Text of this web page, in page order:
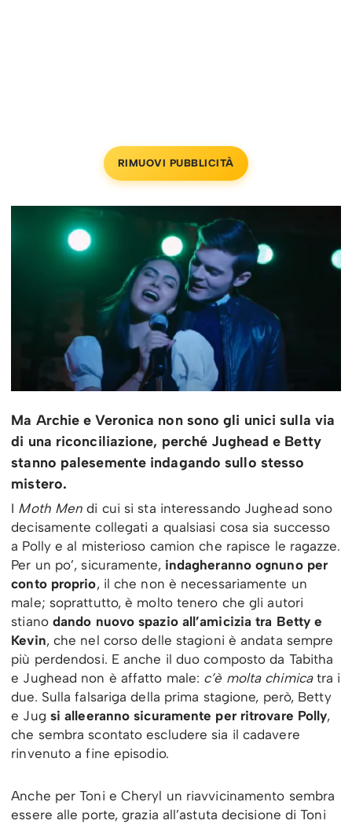
RIMUOVI PUBBLICITÀ
Ma Archie e Veronica non sono gli unici sulla via
di una riconciliazione, perché Jughead e Betty
stanno palesemente indagando sullo stesso
mistero.
I Moth Men di cui si sta interessando Jughead sono
decisamente collegati a qualsiasi cosa sia successo
a Polly e al misterioso camion che rapisce le ragazze.
Per un po’, sicuramente, indagheranno ognuno per
conto proprio, il che non è necessariamente un
male; soprattutto, è molto tenero che gli autori
stiano dando nuovo spazio all’amicizia tra Betty e
Kevin, che nel corso delle stagioni è andata sempre
più perdendosi. E anche il duo composto da Tabitha
e Jughead non è affatto male: c’è molta chimicatra i
due. Sulla falsariga della prima stagione, però, Betty
e Jug si alleeranno sicuramente per ritrovare Polly,
che sembra scontato escludere sia il cadavere
rinvenuto a fine episodio.
Anche per Toni e Cheryl un riavvicinamento sembra
essere alle porte, grazia all’astuta decisione di Toni